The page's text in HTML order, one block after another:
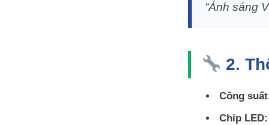
“Ánh sáng
2.
Công
Chip LED: